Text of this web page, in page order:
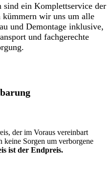
sind ein Komplettservice der
wir uns um alle
und Demontage inklusive,
und fachgerechte
der im Voraus vereinbart
Sorgen um verborgene
ist der Endpreis.